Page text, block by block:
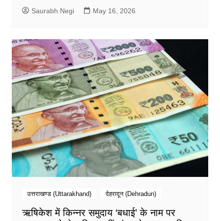
Saurabh Negi May 16, 2026
उत्तराखण्ड (Uttarakhand) देहरादून (Dehradun)
ऋषिकेश में किन्नर समुदाय ‘बधाई’ के नाम पर